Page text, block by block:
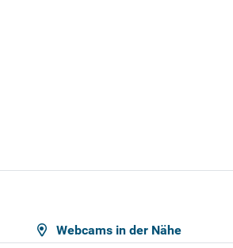
Webcams in der Nähe